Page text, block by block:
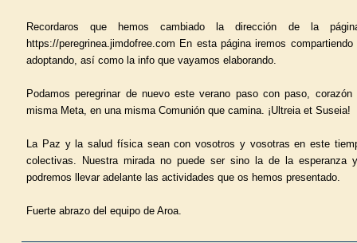
Recordaros que hemos cambiado la dirección de la
https://peregrinea.jimdofree.com En esta página iremos
adoptando, así como la info que vayamos elaborando.
Podamos peregrinar de nuevo este verano paso con paso,
misma Meta, en una misma Comunión que camina. ¡Ultreia et Suseia!
La Paz y la salud física sean con vosotros y vosotras en este
colectivas. Nuestra mirada no puede ser sino la de la esperanza
podremos llevar adelante las actividades que os hemos presentado.
Fuerte abrazo del equipo de Aroa.